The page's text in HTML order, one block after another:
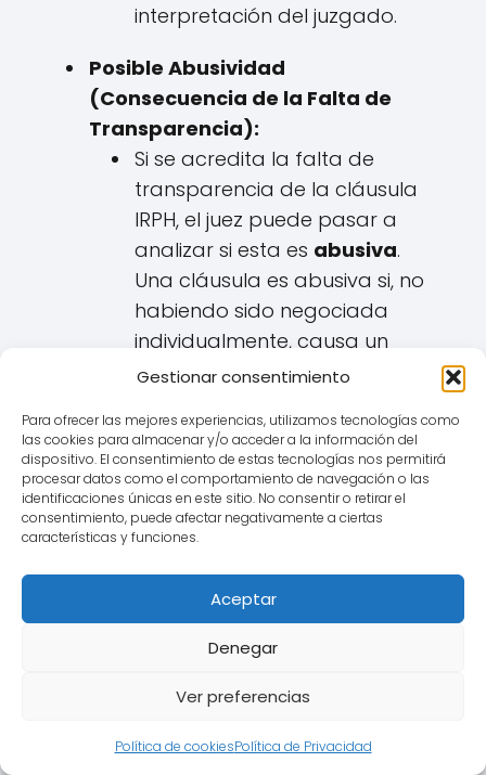
Gestionar consentimiento
Para ofrecer las mejores experiencias, utilizamos tecnologías como
las cookies para almacenar y/o acceder a la información del
dispositivo. El consentimiento de estas tecnologías nos permitirá
procesar datos como el comportamiento de navegación o las
identificaciones únicas en este sitio. No consentir o retirar el
consentimiento, puede afectar negativamente a ciertas
características y funciones.
Aceptar
Denegar
Ver preferencias
Política de cookiesPolítica de Privacidad
interpretación del juzgado.
Posible Abusividad
(Consecuencia de la Falta de
Transparencia):
Si se acredita la falta de
transparencia de la cláusula
IRPH, el juez puede pasar a
analizar si esta es abusiva.
Una cláusula es abusiva si, no
habiendo sido negociada
individualmente, causa un
desequilibrio importante entre
las partes en detrimento del
consumidor de Abarán. Una
cláusula IRPH no transparente
podríaser considerada
desequilibrio.
Consecuencias si la Cláusula
IRPH es Declarada Nula para
un vecino de Abarán:
Si un tribunal determina que la